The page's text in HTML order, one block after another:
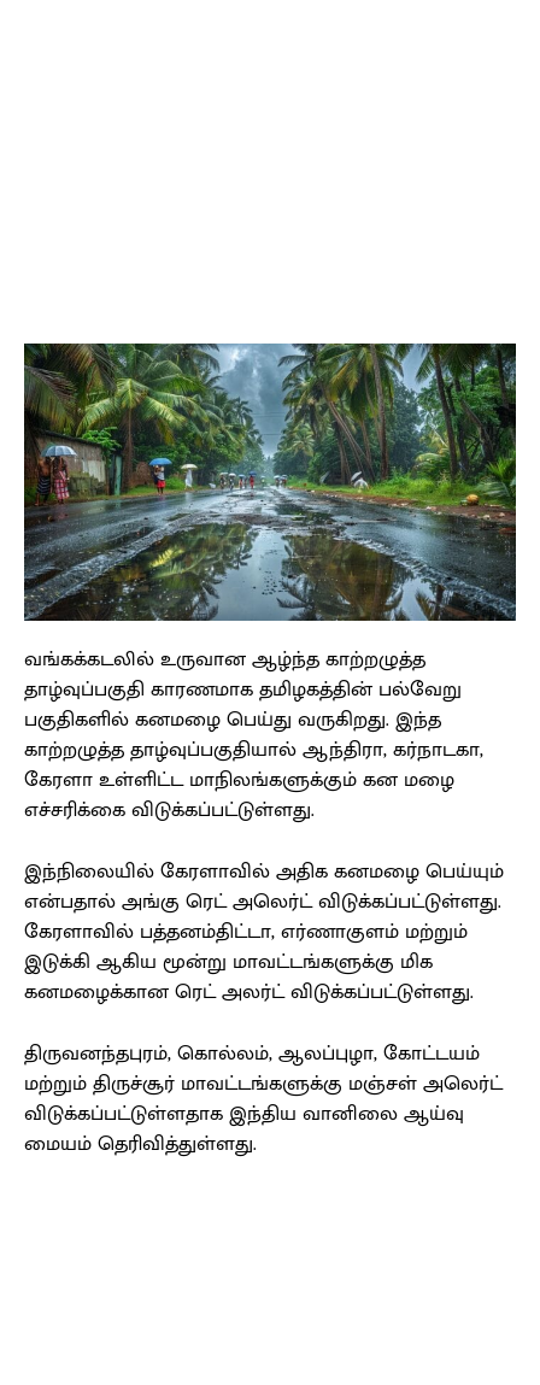
வங்கக்கடலில் உருவான ஆழ்ந்த காற்றழுத்த
தாழ்வுப்பகுதி காரணமாக தமிழகத்தின் பல்வேறு
பகுதிகளில் கனமழை பெய்து வருகிறது. இந்த
காற்றழுத்த தாழ்வுப்பகுதியால் ஆந்திரா, கர்நாடகா,
கேரளா உள்ளிட்ட மாநிலங்களுக்கும் கன மழை
எச்சரிக்கை விடுக்கப்பட்டுள்ளது.
இந்நிலையில் கேரளாவில் அதிக கனமழை பெய்யும்
என்பதால் அங்கு ரெட் அலெர்ட் விடுக்கப்பட்டுள்ளது.
கேரளாவில் பத்தனம்திட்டா, எர்ணாகுளம் மற்றும்
இடுக்கி ஆகிய மூன்று மாவட்டங்களுக்கு மிக
கனமழைக்கான ரெட் அலர்ட் விடுக்கப்பட்டுள்ளது.
திருவனந்தபுரம், கொல்லம், ஆலப்புழா, கோட்டயம்
மற்றும் திருச்சூர் மாவட்டங்களுக்கு மஞ்சள் அலெர்ட்
விடுக்கப்பட்டுள்ளதாக இந்திய வானிலை ஆய்வு
மையம் தெரிவித்துள்ளது.